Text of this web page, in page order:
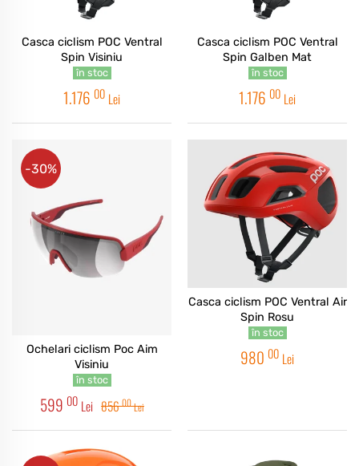
Casca ciclism POC Ventral
Spin Visiniu
în stoc
1.176 00 Lei
Casca ciclism POC Ventral
Spin Galben Mat
în stoc
1.176 00 Lei
Ochelari ciclism Poc Aim
Visiniu
în stoc
599 00 Lei 85600Lei
-30%
Casca ciclism POC Ventral Air
Spin Rosu
în stoc
980 00 Lei